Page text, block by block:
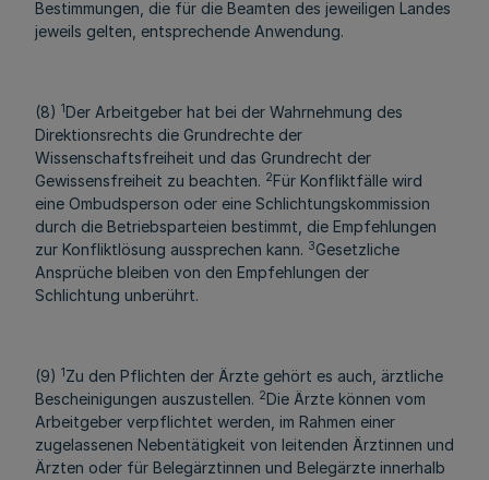
Bestimmungen, die für die Beamten des jeweiligen Landes
jeweils gelten, entsprechende Anwendung.
(8) 1Der Arbeitgeber hat bei der Wahrnehmung des
Direktionsrechts die Grundrechte der
Wissenschaftsfreiheit und das Grundrecht der
Gewissensfreiheit zu beachten. 2Für Konfliktfälle wird
eine Ombudsperson oder eine Schlichtungskommission
durch die Betriebsparteien bestimmt, die Empfehlungen
zur Konfliktlösung aussprechen kann. 3Gesetzliche
Ansprüche bleiben von den Empfehlungen der
Schlichtung unberührt.
(9) 1Zu den Pflichten der Ärzte gehört es auch, ärztliche
Bescheinigungen auszustellen. 2Die Ärzte können vom
Arbeitgeber verpflichtet werden, im Rahmen einer
zugelassenen Nebentätigkeit von leitenden Ärztinnen und
Ärzten oder für Belegärztinnen und Belegärzte innerhalb